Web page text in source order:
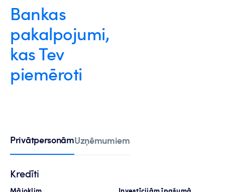
Bankas
pakalpojumi,
kas Tev
piemēroti
PrivātpersonāmUzņēmumiem
Kredīti
Mājoklim Investīcijām īpašumā